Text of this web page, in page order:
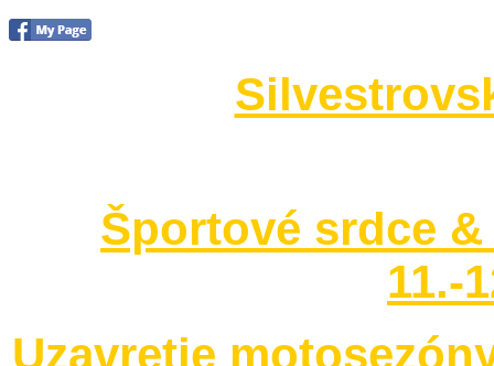
Športové srdce
11.-
Uzavretie